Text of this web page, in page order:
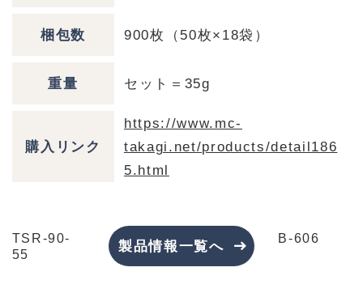
梱包数 900枚（50枚×18袋）
重量 セット＝35g
購入リンク
https://www.mc-
takagi.net/products/detail186
5.html
TSR-90-
55
製品情報一覧へ
B-606